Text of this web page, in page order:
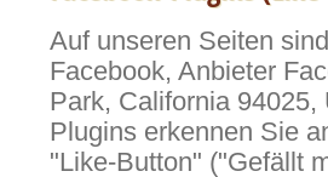
Auf unseren Seiten
Facebook, Anbieter
Park, California
Plugins erkennen Sie
"Like-Button" ("Gefällt